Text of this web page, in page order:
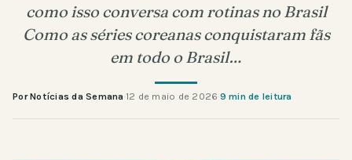
como isso conversa com rotinas no Brasil
Como as séries coreanas conquistaram fãs
em todo o Brasil…
Por Notícias da Semana·12 de maio de 2026·9 min de leitura